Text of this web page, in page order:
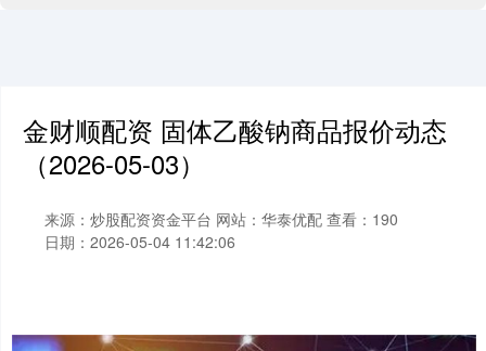
金财顺配资 固体乙酸钠商品报价动态
（2026-05-03）
来源：炒股配资资金平台 网站：华泰优配 查看：190
日期：2026-05-04 11:42:06